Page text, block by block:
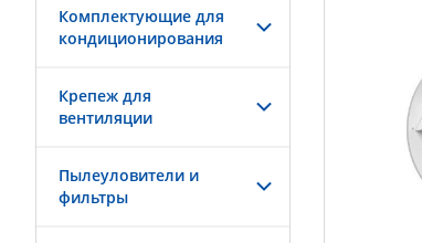
Комплектующие для
кондиционирования
Крепеж для
вентиляции
Пылеуловители и
фильтры